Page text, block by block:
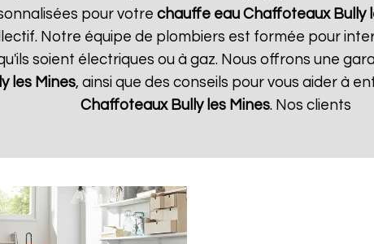
pour votre chauffe eau Chaffoteaux Bully
Notre équipe de plombiers est formée pour
soient électriques ou à gaz. Nous offrons une
les Mines, ainsi que des conseils pour vous aider à
Chaffoteaux Bully les Mines. Nos clients